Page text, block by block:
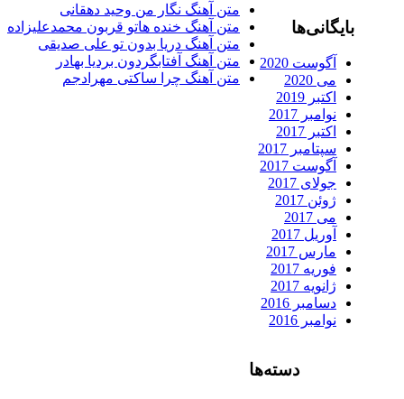
متن آهنگ نگار من وحید دهقانی
متن آهنگ خنده هاتو قربون محمدعلیزاده
متن آهنگ دریا بدون تو علی صدیقی
متن آهنگ آفتابگردون بردیا بهادر
متن آهنگ چرا ساکتی مهرادجم
بایگانی‌ها
آگوست 2020
می 2020
اکتبر 2019
نوامبر 2017
اکتبر 2017
سپتامبر 2017
آگوست 2017
جولای 2017
ژوئن 2017
می 2017
آوریل 2017
مارس 2017
فوریه 2017
ژانویه 2017
دسامبر 2016
نوامبر 2016
دسته‌ها